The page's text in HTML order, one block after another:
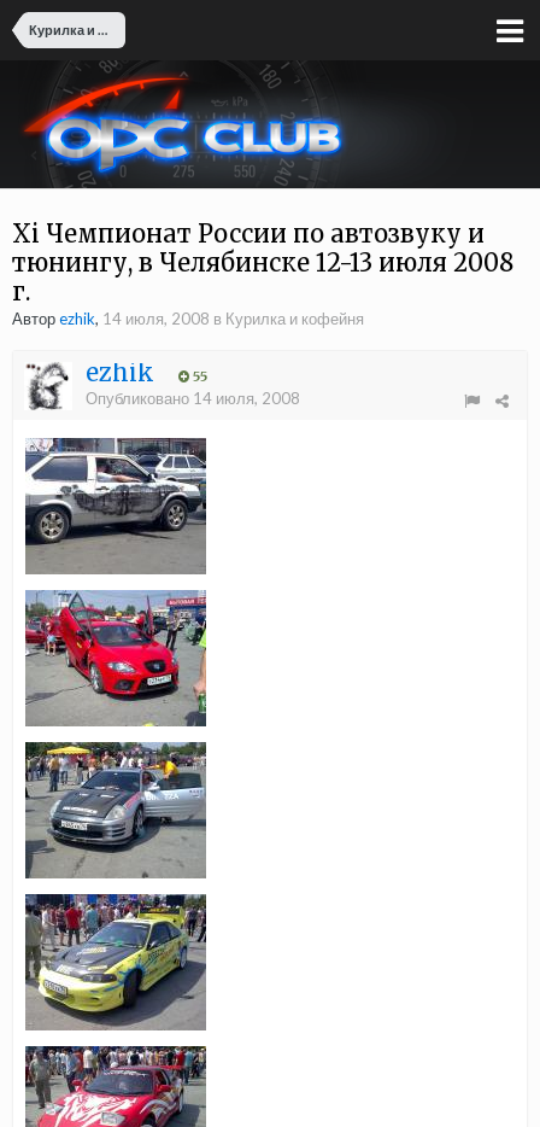
Курилка и кофейня
Xi Чемпионат России по автозвуку и
тюнингу, в Челябинске 12-13 июля 2008
г.
Авторezhik, 14 июля, 2008 в Курилка и кофейня
ezhik 55
Опубликовано 14 июля, 2008